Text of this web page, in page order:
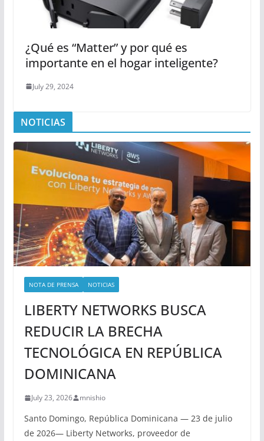
¿Qué es “Matter” y por qué es
importante en el hogar inteligente?
July 29, 2024
NOTICIAS
NOTA DE PRENSA NOTICIAS
LIBERTY NETWORKS BUSCA
REDUCIR LA BRECHA
TECNOLÓGICA EN REPÚBLICA
DOMINICANA
July 23, 2026 mnishio
Santo Domingo, República Dominicana — 23 de julio
de 2026— Liberty Networks, proveedor de